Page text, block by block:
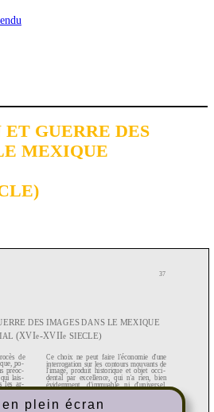
GUERRE DES
MEXIQUE
plein écran